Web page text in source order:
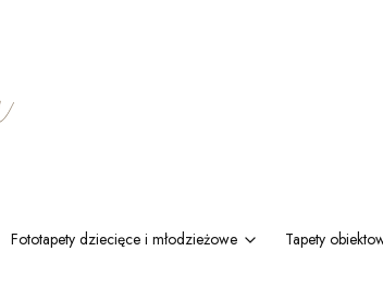
Fototapety dziecięce i młodzieżowe Tapety